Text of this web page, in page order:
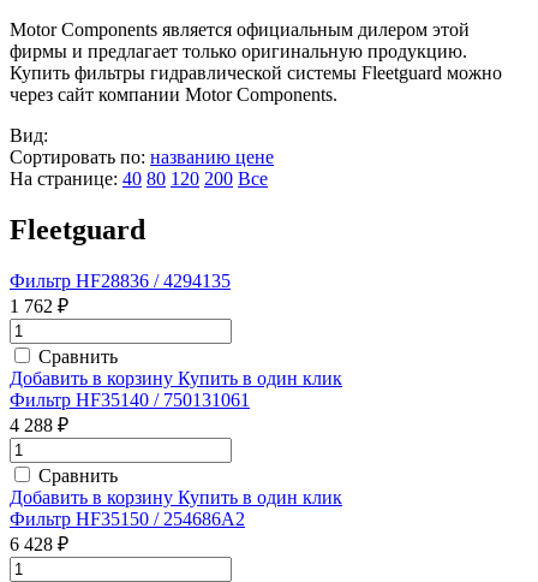
Motor Components является официальным дилером этой
фирмы и предлагает только оригинальную продукцию.
Купить фильтры гидравлической системы Fleetguard можно
через сайт компании Motor Components.
Вид:
Сортировать по: названию цене
На странице: 40 80 120 200 Все
Fleetguard
Фильтр HF28836 / 4294135
1 762 ₽
Сравнить
Добавить в корзину Купить в один клик
Фильтр HF35140 / 750131061
4 288 ₽
Сравнить
Добавить в корзину Купить в один клик
Фильтр HF35150 / 254686A2
6 428 ₽